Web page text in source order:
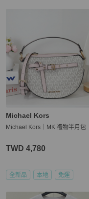
Michael Kors
Michael Kors｜MK 禮物半月包
TWD 4,780
全新品 本地 免運